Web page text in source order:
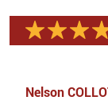
Nelson